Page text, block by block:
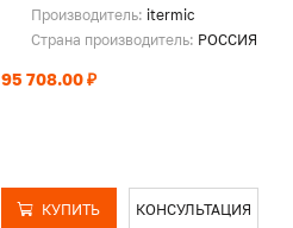
Производитель: itermic
Страна производитель: РОССИЯ
95 708.00 ₽
КУПИТЬ КОНСУЛЬТАЦИЯ